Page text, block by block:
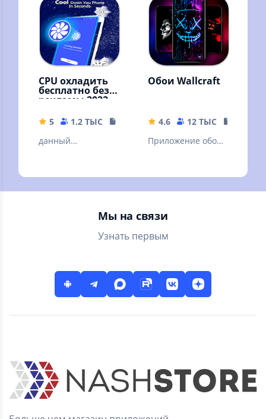
CPU охладить
бесплатно без
рекламы 2022
5 1.2 ТЫС
9.81 MB
данный
охладить ваш
процессор (cooler)
Обои Wallcraft
4.6 12 ТЫС
Приложение обоев
создаем новые
направления в
Мы на связи
Узнать первым